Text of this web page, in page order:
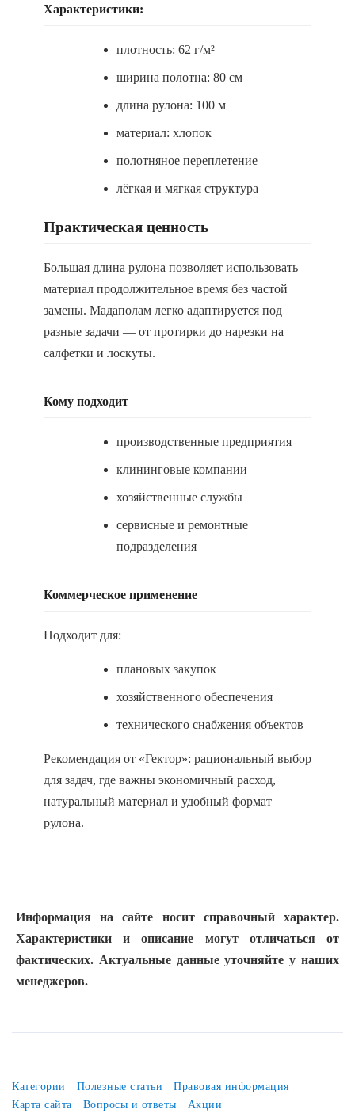
Характеристики:
плотность: 62 г/м²
ширина полотна: 80 см
длина рулона: 100 м
материал: хлопок
полотняное переплетение
лёгкая и мягкая структура
Практическая ценность
Большая длина рулона позволяет использовать
материал продолжительное время без частой
замены. Мадаполам легко адаптируется под
разные задачи — от протирки до нарезки на
салфетки и лоскуты.
Кому подходит
производственные предприятия
клининговые компании
хозяйственные службы
сервисные и ремонтные
подразделения
Коммерческое применение
Подходит для:
плановых закупок
хозяйственного обеспечения
технического снабжения объектов
Рекомендация от «Гектор»: рациональный выбор
для задач, где важны экономичный расход,
натуральный материал и удобный формат
рулона.
Информация на сайте носит справочный характер.
Характеристики и описание могут отличаться от
фактических. Актуальные данные уточняйте у наших
менеджеров.
Категории Полезные статьи
Правовая информация
Карта сайта
Вопросы и ответы Акции